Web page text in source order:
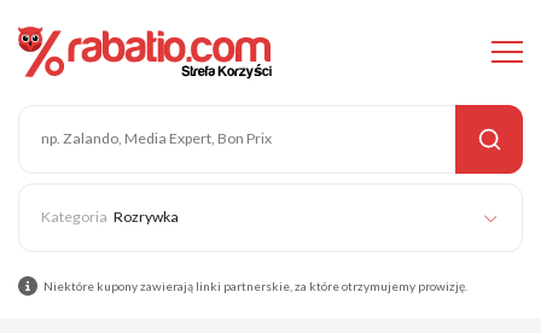
Rozrywka
Niektóre kupony zawierają linki partnerskie, za które otrzymujemy prowizję.